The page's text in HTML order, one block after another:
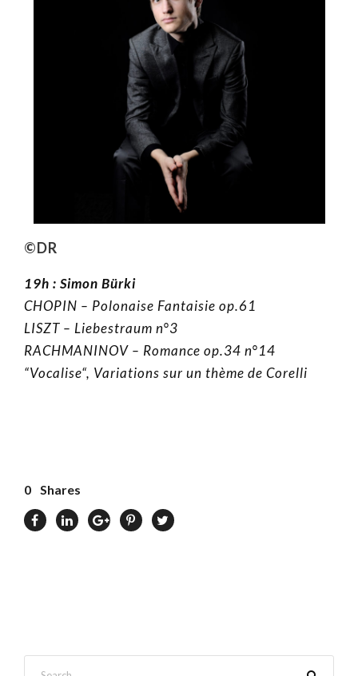
©DR
19h : Simon Bürki
CHOPIN – Polonaise Fantaisie op.61
LISZT – Liebestraum n°3
RACHMANINOV – Romance op.34 n°14
“Vocalise“, Variations sur un thème de Corelli
0 Shares